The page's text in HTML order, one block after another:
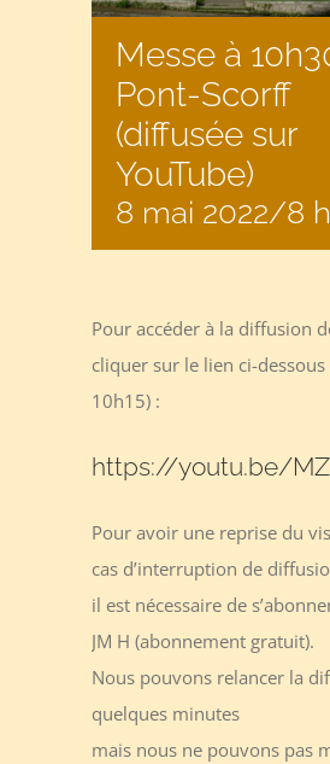
Messe à
Pont-Scorff
(diffusée sur
YouTube)
8 mai 2022/8
Pour accéder à la diffusion
cliquer sur le lien ci-
10h15) :
https://youtu.be/
Pour avoir une reprise du
cas d’interruption de
il est nécessaire de
JM H (abonnement gratuit).
Nous pouvons relancer la
quelques minutes
mais nous ne pouvons pas